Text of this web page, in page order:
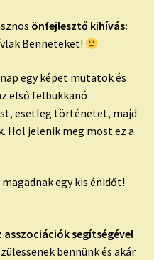
önfejlesztő kihívás:
Benneteket!
egy képet mutatok és
első felbukkanó
esetleg történetet, majd
Hol jelenik meg most ez a
egy kis énidőt!
asszociációk segítségével
bennünk és akár